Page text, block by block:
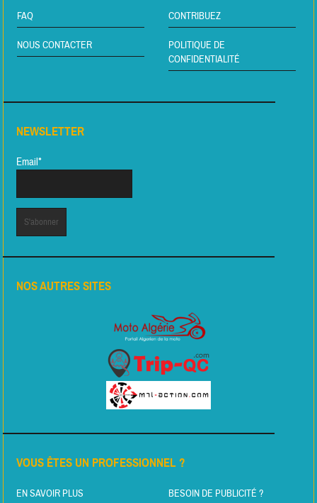
FAQ CONTRIBUEZ
NOUS CONTACTER
POLITIQUE DE
CONFIDENTIALITÉ
NEWSLETTER
Email*
NOS AUTRES SITES
VOUS ÊTES UN PROFESSIONNEL ?
EN SAVOIR PLUS BESOIN DE PUBLICITÉ ?